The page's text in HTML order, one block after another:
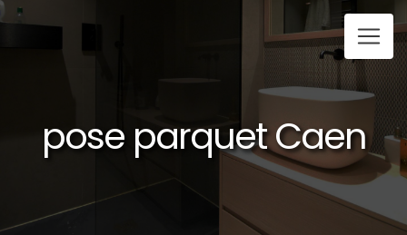
Panneau de gestion des cookies
pose parquet Caen